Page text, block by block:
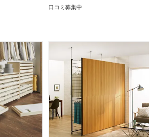
口コミ募集中